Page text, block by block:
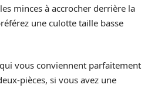
minces à accrocher derrière la
une culotte taille basse
vous conviennent parfaitement
pièces, si vous avez une